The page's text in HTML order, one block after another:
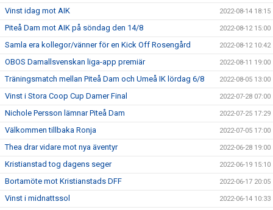
Vinst idag mot AIK 2022-08-14 18:15
Piteå Dam mot AIK på söndag den 14/8 2022-08-12 15:00
Samla era kollegor/vänner för en Kick Off Rosengård 2022-08-12 10:42
OBOS Damallsvenskan liga-app premiär 2022-08-11 19:00
Träningsmatch mellan Piteå Dam och Umeå IK lördag 6/8 2022-08-05 13:00
Vinst i Stora Coop Cup Damer Final 2022-07-28 07:00
Nichole Persson lämnar Piteå Dam 2022-07-25 17:29
Välkommen tillbaka Ronja 2022-07-05 17:00
Thea drar vidare mot nya äventyr 2022-06-28 19:00
Kristianstad tog dagens seger 2022-06-19 15:10
Bortamöte mot Kristianstads DFF 2022-06-17 20:05
Vinst i midnattssol 2022-06-14 10:33